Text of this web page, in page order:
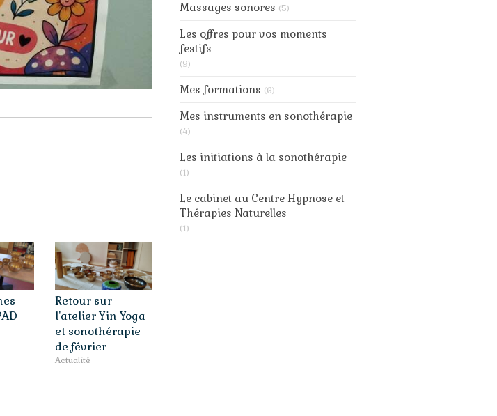
Retour sur
l'atelier Yin Yoga
et sonothérapie
de février
Actualité
Massages sonores (5)
Les offres pour vos moments
festifs
(9)
Mes formations (6)
Mes instruments en sonothérapie
(4)
Les initiations à la sonothérapie
(1)
Le cabinet au Centre Hypnose et
Thérapies Naturelles
(1)